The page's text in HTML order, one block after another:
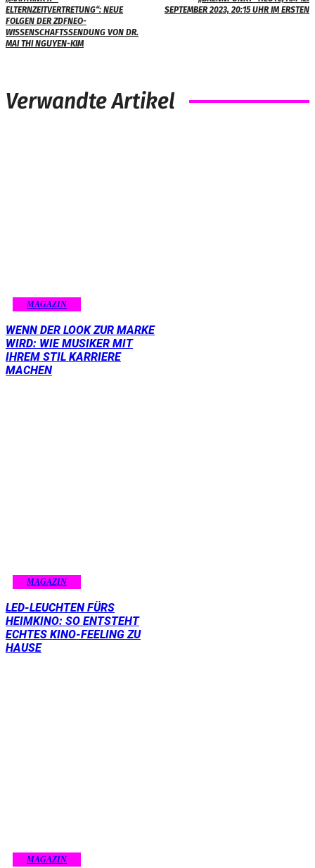
ELTERNZEITVERTRETUNG“: NEUE
FOLGEN DER ZDFNEO-
WISSENSCHAFTSSENDUNG VON DR.
MAI THI NGUYEN-KIM
SEPTEMBER 2023, 20:15 UHR IM ERSTEN
Verwandte Artikel
MAGAZIN
WENN DER LOOK ZUR MARKE
WIRD: WIE MUSIKER MIT
IHREM STIL KARRIERE
MACHEN
MAGAZIN
LED-LEUCHTEN FÜRS
HEIMKINO: SO ENTSTEHT
ECHTES KINO-FEELING ZU
HAUSE
MAGAZIN